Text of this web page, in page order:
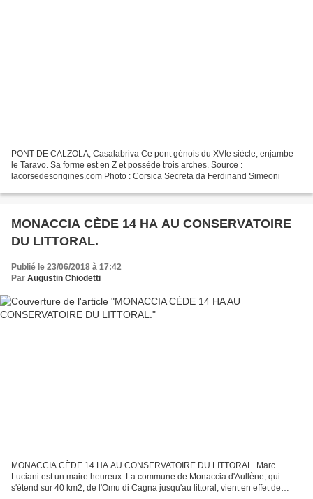
PONT DE CALZOLA; Casalabriva Ce pont génois du XVIe siècle, enjambe
le Taravo. Sa forme est en Z et possède trois arches. Source :
lacorsedesorigines.com Photo : Corsica Secreta da Ferdinand Simeoni
MONACCIA CÈDE 14 HA AU CONSERVATOIRE
DU LITTORAL.
Publié le 23/06/2018 à 17:42
Par Augustin Chiodetti
MONACCIA CÈDE 14 HA AU CONSERVATOIRE DU LITTORAL. Marc
Luciani est un maire heureux. La commune de Monaccia d'Aullène, qui
s'étend sur 40 km2, de l'Omu di Cagna jusqu'au littoral, vient en effet de